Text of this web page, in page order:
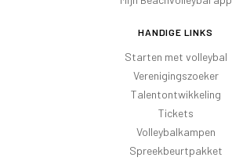
HANDIGE LINKS
Starten met volleybal
Verenigingszoeker
Talentontwikkeling
Tickets
Volleybalkampen
Spreekbeurtpakket